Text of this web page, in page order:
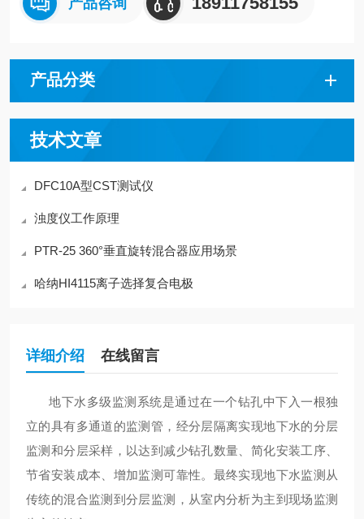
产品咨询
产品分类
技术文章
DFC10A型CST测试仪
浊度仪工作原理
PTR-25 360°垂直旋转混合器应用场景
哈纳HI4115离子选择复合电极
详细介绍 在线留言
地下水多级监测系统是通过在一个钻孔中下入一根独
立的具有多通道的监测管，经分层隔离实现地下水的分层
监测和分层采样，以达到减少钻孔数量、简化安装工序、
节省安装成本、增加监测可靠性。最终实现地下水监测从
传统的混合监测到分层监测，从室内分析为主到现场监测